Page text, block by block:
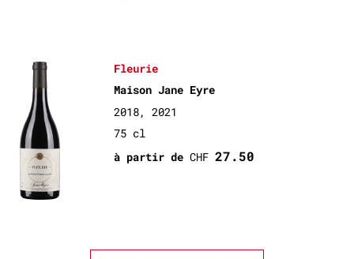
Fleurie
Maison Jane Eyre
2018, 2021
75 cl
à partir de CHF27.50